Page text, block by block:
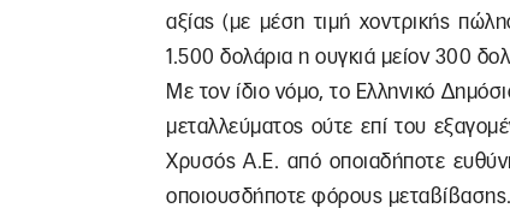
αξίας (με μέση τιμή χοντρικής
1.500 δολάρια η ουγκιά μείον 300
Mε τον ίδιο νόμο, το Ελληνικό
μεταλλεύματος ούτε επί του
Χρυσός Α.Ε. από οποιαδήποτε
οποιουσδήποτε φόρους μεταβίβασης.